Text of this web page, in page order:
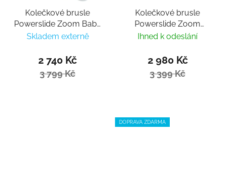
Kolečkové brusle
Powerslide Zoom Baby
Blue 80
Skladem externě
2 740 Kč
3 799 Kč
Kolečkové brusle
Powerslide Zoom
Black 80
Ihned k odeslání
2 980 Kč
3 399 Kč
DOPRAVA ZDARMA